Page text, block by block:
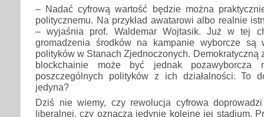
– Nadać cyfrową wartość będzie można
politycznemu. Na przykład awatarowi albo realnie
– wyjaśnia prof. Waldemar Wojtasik. Już w tej
gromadzenia środków na kampanie wyborcze są
polityków w Stanach Zjednoczonych. Demokratyczną
blockchainie może być jednak pozawyborcza
poszczególnych polityków z ich działalności. To
jedyna?
Dziś nie wiemy, czy rewolucja cyfrowa
liberalnej, czy oznacza jedynie kolejne jej stadium.